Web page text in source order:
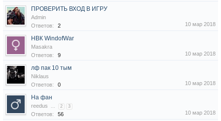
ПРОВЕРИТЬ ВХОД В ИГРУ
Admin
Ответов:
2 10 мар 2018
НВК WindofWar
Masakra
Ответов:
9 10 мар 2018
лф пак 10 тым
Niklaus
Ответов:
0 10 мар 2018
На фан
reedus ... 2 3
Ответов: 56 10 мар 2018